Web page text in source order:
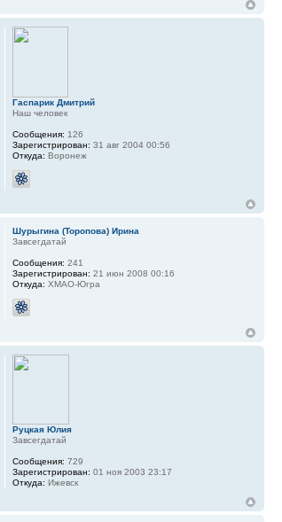
Гаспарик Дмитрий
Наш человек
Сообщения: 126
Зарегистрирован: 31 авг 2004 00:56
Откуда: Воронеж
Шурыгина (Торопова) Ирина
Завсегдатай
Сообщения: 241
Зарегистрирован: 21 июн 2008 00:16
Откуда: ХМАО-Югра
Руцкая Юлия
Завсегдатай
Сообщения: 729
Зарегистрирован: 01 ноя 2003 23:17
Откуда: Ижевск